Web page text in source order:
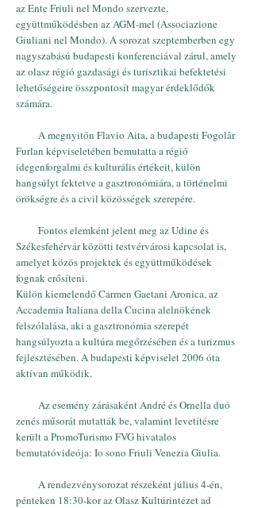
az Ente Friuli nel Mondo szervezte,
együttműködésben az AGM-mel (Associazione
Giuliani nel Mondo). A sorozat szeptemberben egy
nagyszabású budapesti konferenciával zárul, amely
az olasz régió gazdasági és turisztikai befektetési
lehetőségeire összpontosít magyar érdeklődők
számára.
A megnyitón Flavio Aita, a budapesti Fogolâr
Furlan képviseletében bemutatta a régió
idegenforgalmi és kulturális értékeit, külön
hangsúlyt fektetve a gasztronómiára, a történelmi
örökségre és a civil közösségek szerepére.
Fontos elemként jelent meg az Udine és
Székesfehérvár közötti testvérvárosi kapcsolat is,
amelyet közös projektek és együttműködések
fognak erősíteni.
Külön kiemelendő Carmen Gaetani Aronica, az
Accademia Italiana della Cucina alelnökének
felszólalása, aki a gasztronómia szerepét
hangsúlyozta a kultúra megőrzésében és a turizmus
fejlesztésében. A budapesti képviselet 2006 óta
aktívan működik.
Az esemény zárásaként André és Ornella duó
zenés műsorát mutatták be, valamint levetítésre
került a PromoTurismo FVG hivatalos
bemutatóvideója: Io sono Friuli Venezia Giulia.
A rendezvénysorozat részeként július 4-én,
pénteken 18:30-kor az Olasz Kultúrintézet ad